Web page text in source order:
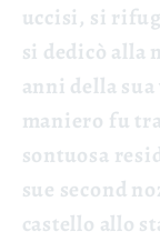
uccisi, si
si dedicò alla
anni della
maniero fu
sontuosa
sue second
castello allo